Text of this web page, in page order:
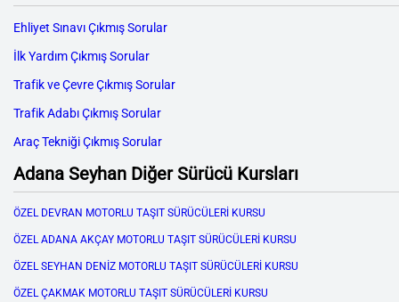
Ehliyet Sınavı Çıkmış Sorular
İlk Yardım Çıkmış Sorular
Trafik ve Çevre Çıkmış Sorular
Trafik Adabı Çıkmış Sorular
Araç Tekniği Çıkmış Sorular
Adana Seyhan Diğer Sürücü Kursları
ÖZEL DEVRAN MOTORLU TAŞIT SÜRÜCÜLERİ KURSU
ÖZEL ADANA AKÇAY MOTORLU TAŞIT SÜRÜCÜLERİ KURSU
ÖZEL SEYHAN DENİZ MOTORLU TAŞIT SÜRÜCÜLERİ KURSU
ÖZEL ÇAKMAK MOTORLU TAŞIT SÜRÜCÜLERİ KURSU